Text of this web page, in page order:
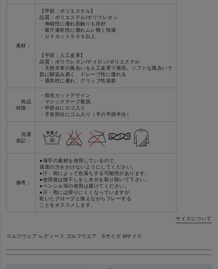
素材：
【甲部：ポリエステル】
品質：ポリエステル/ポリウレタン
・伸縮性に優れ肌触りも良好
・吸汗速乾性に優れムレ難く快適
・ＵＶカット９０％以上
【平部：人工皮革】
品質：ポリウレタン/ナイロン/ポリエステル
・天然羊革の風合いを人工皮革で再現。ソフトな風合いで
肌に馴染み易く、ドレープ性に優れる
・通気性に優れ、グリップ性抜群
商品
特徴：
・指先カットデザイン
・マジックテープ着脱
・甲部分にロゴ入り
・手首部分にゴム入り（手の平側半分）
洗濯
表記：
備考：
●薄手の素材を使用しているので、
過度の力をかけないようにしてください。
●汗・雨によって色落ちする可能性があります。
●使用後は陰干しをし水分を取り除いて下さい。
●ペンシル等の使用は避けてください。
●汗・雨には滑りにくくなっていますが、
乾いたグローブと換えながらプレーする
ことをオススメします。
サイズについて
ゴルフウェア レディース ゴルフウエア Sサイズ Mサイズ